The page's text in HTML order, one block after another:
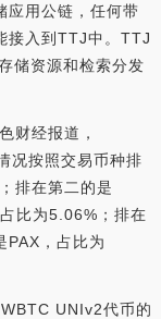
应用公链，任何带
接入到TTJ中。TTJ
储资源和检索分发
财经报道，
况按照交易币种排
排在第二的是
比为5.06%；排在
PAX，占比为
UNIv2代币的